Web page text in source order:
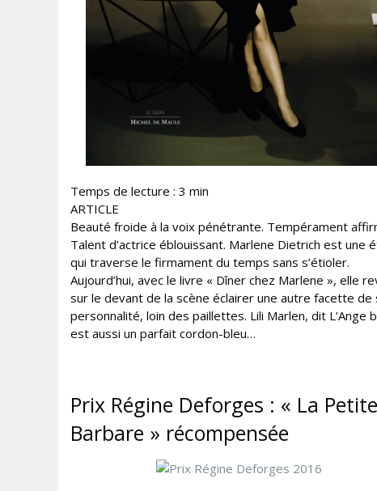
Temps de lecture : 3 min
ARTICLE
Beauté froide à la voix pénétrante. Tempérament
Talent d’actrice éblouissant. Marlene Dietrich est une
qui traverse le firmament du temps sans s’étioler.
Aujourd’hui, avec le livre « Dîner chez Marlene », elle
sur le devant de la scène éclairer une autre facette de
personnalité, loin des paillettes. Lili Marlen, dit L’Ange
est aussi un parfait cordon-bleu…
Prix Régine Deforges : « La Petite
Barbare » récompensée